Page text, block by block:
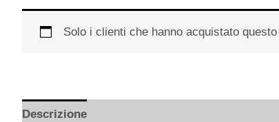
Solo i clienti che hanno acquistato
Descrizione